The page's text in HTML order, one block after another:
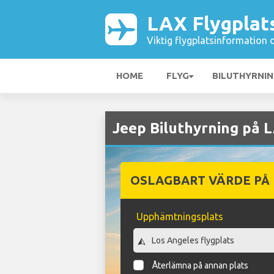
LAX
Viktig flygplatsinformation
HOME FLYG
Jeep Biluthyrning på
OSLAGBART VÄRDE
Upphämtningsplats
Återlämna på annan plats